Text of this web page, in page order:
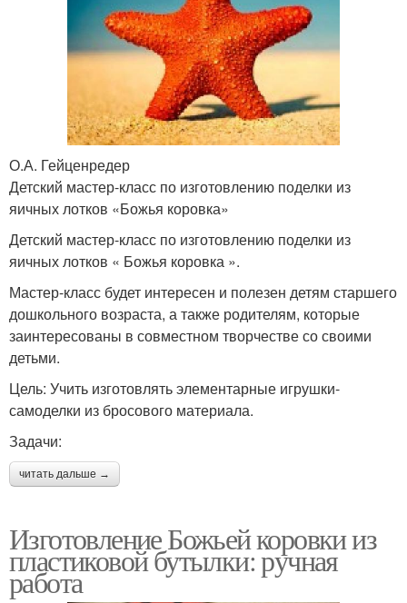
О.А. Гейценредер
Детский мастер-класс по изготовлению поделки из
яичных лотков «Божья коровка»
Детский мастер-класс по изготовлению поделки из
яичных лотков « Божья коровка ».
Мастер-класс будет интересен и полезен детям старшего
дошкольного возраста, а также родителям, которые
заинтересованы в совместном творчестве со своими
детьми.
Цель: Учить изготовлять элементарные игрушки-
самоделки из бросового материала.
Задачи:
читать дальше →
Изготовление Божьей коровки из
пластиковой бутылки: ручная
работа